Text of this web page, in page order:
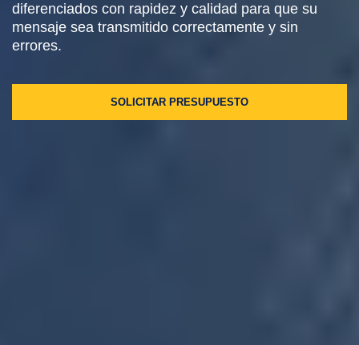
diferenciados con rapidez y calidad para que su
mensaje sea transmitido correctamente y sin
errores.
SOLICITAR PRESUPUESTO